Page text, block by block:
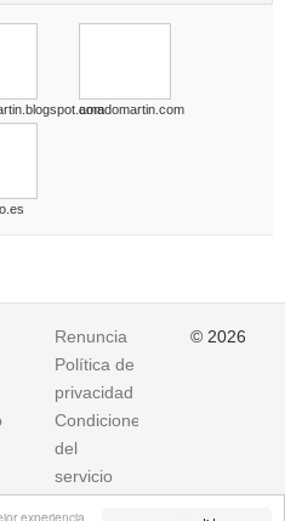
experiencia
amadomartin.com
Renuncia
Política de
privacidad
Condiciones
del
servicio
© 2026